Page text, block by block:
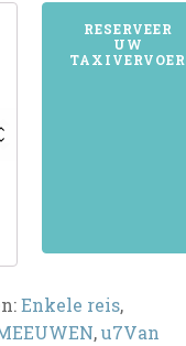
RESERVEER
UW
TAXIVERVOER
Enkele reis,
,u7Van